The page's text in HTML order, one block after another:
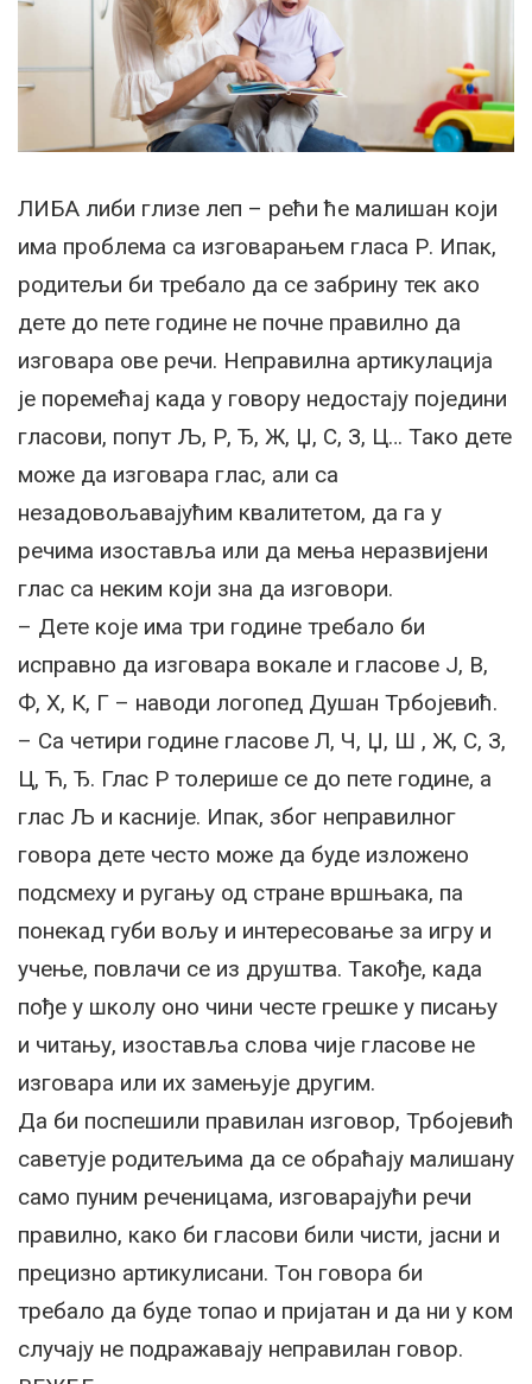
ЛИБА либи глизе леп – рећи ће малишан који
има проблема са изговарањем гласа Р. Ипак,
родитељи би требало да се забрину тек ако
дете до пете године не почне правилно да
изговара ове речи. Неправилна артикулација
је поремећај када у говору недостају поједини
гласови, попут Љ, Р, Ђ, Ж, Џ, С, З, Ц… Тако дете
може да изговара глас, али са
незадовољавајућим квалитетом, да га у
речима изоставља или да мења неразвијени
глас са неким који зна да изговори.
– Дете које има три године требало би
исправно да изговара вокале и гласове Ј, В,
Ф, Х, К, Г – наводи логопед Душан Трбојевић.
– Са четири године гласове Л, Ч, Џ, Ш , Ж, С, З,
Ц, Ћ, Ђ. Глас Р толерише се до пете године, а
глас Љ и касније. Ипак, због неправилног
говора дете често може да буде изложено
подсмеху и ругању од стране вршњака, па
понекад губи вољу и интересовање за игру и
учење, повлачи се из друштва. Такође, када
пође у школу оно чини честе грешке у писању
и читању, изоставља слова чије гласове не
изговара или их замењује другим.
Да би поспешили правилан изговор, Трбојевић
саветује родитељима да се обраћају малишану
само пуним реченицама, изговарајући речи
правилно, како би гласови били чисти, јасни и
прецизно артикулисани. Тон говора би
требало да буде топао и пријатан и да ни у ком
случају не подражавају неправилан говор.